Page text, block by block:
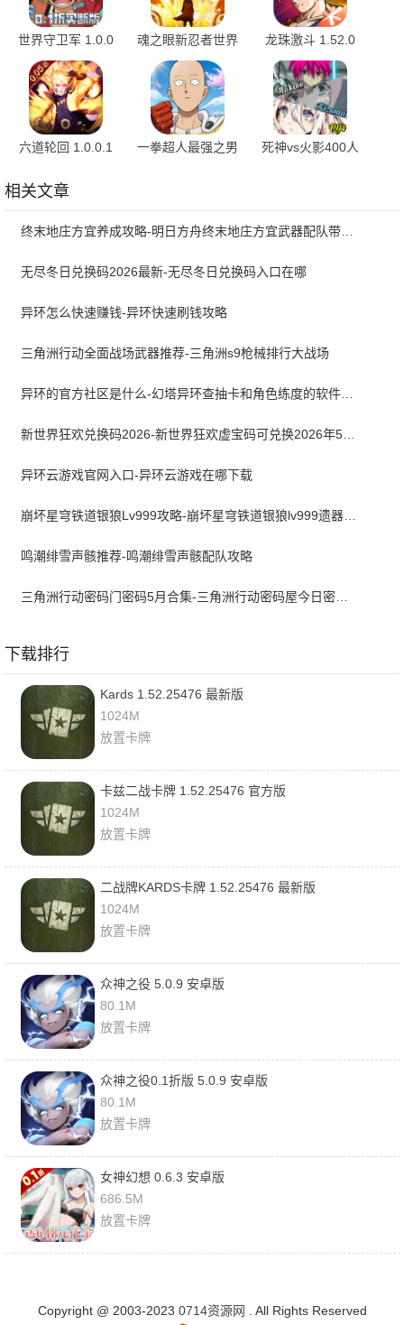
世界守卫军 1.0.0
安卓版
魂之眼新忍者世界
1.2.001 安卓版
龙珠激斗 1.52.0
六道轮回 1.0.0.1
一拳超人最强之男
死神vs火影400人
相关文章
终末地庄方宜养成攻略-明日方舟终末地庄方宜武器配队带什么
无尽冬日兑换码2026最新-无尽冬日兑换码入口在哪
异环怎么快速赚钱-异环快速刷钱攻略
三角洲行动全面战场武器推荐-三角洲s9枪械排行大战场
异环的官方社区是什么-幻塔异环查抽卡和角色练度的软件叫什么
新世界狂欢兑换码2026-新世界狂欢虚宝码可兑换2026年5月最新
异环云游戏官网入口-异环云游戏在哪下载
崩坏星穹铁道银狼Lv999攻略-崩坏星穹铁道银狼lv999遗器词条带什么
鸣潮绯雪声骸推荐-鸣潮绯雪声骸配队攻略
三角洲行动密码门密码5月合集-三角洲行动密码屋今日密码大全2026最新5月
下载排行
Kards 1.52.25476 最新版
1024M
放置卡牌
卡兹二战卡牌 1.52.25476 官方版
1024M
放置卡牌
二战牌KARDS卡牌 1.52.25476 最新版
1024M
放置卡牌
众神之役 5.0.9 安卓版
80.1M
放置卡牌
众神之役0.1折版 5.0.9 安卓版
80.1M
放置卡牌
女神幻想 0.6.3 安卓版
686.5M
放置卡牌
Copyright @ 2003-2023 0714资源网 . All Rights Reserved